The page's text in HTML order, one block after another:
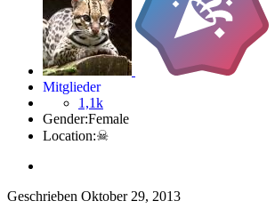
Mitglieder
1,1k
Gender:Female
Location:☠
Geschrieben Oktober 29, 2013